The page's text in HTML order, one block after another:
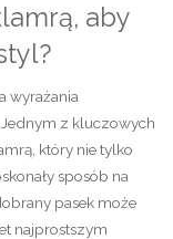
aby
wyrażania
z kluczowych
który nie tylko
sposób na
pasek może
najprostszym